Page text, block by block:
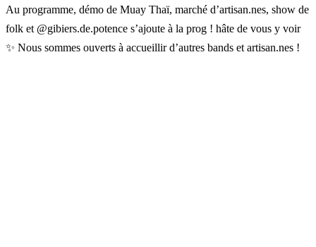
Au programme, démo de Muay Thaï, marché d’artisan.nes, show de
folk et @gibiers.de.potence s’ajoute à la prog ! hâte de vous y voir
✨ Nous sommes ouverts à accueillir d’autres bands et artisan.nes !